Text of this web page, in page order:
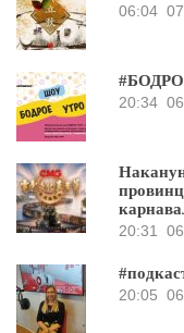
06:04
20:34
20:31
20:05